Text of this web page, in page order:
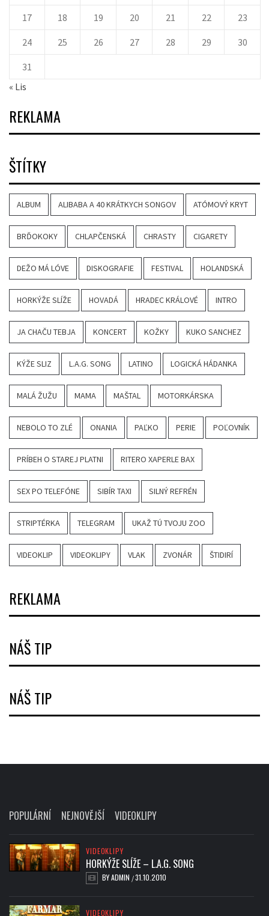
17 18 19 20 21 22 23
24 25 26 27 28 29 30
31
« Lis
REKLAMA
ŠTÍTKY
ALBUM ALIBABA A 40 KRÁTKYCH SONGOV ATÓMOVÝ KRYT
BRĎOKOKY CHLAPČENSKÁ CHRASTY CIGARETY
DEŽO MÁ LÓVE DISKOGRAFIE FESTIVAL HOLANDSKÁ
HORKÝŽE SLÍŽE HOVADÁ HRADEC KRÁLOVÉ INTRO
JA CHAČU TEBJA KONCERT KOŽKY KUKO SANCHEZ
KÝŽE SLIZ L.A.G. SONG LATINO LOGICKÁ HÁDANKA
MALÁ ŽUŽU MAMA MAŠTAL MOTORKÁRSKA
NEBOLO TO ZLÉ ONANIA PAĽKO PERIE POĽOVNÍK
PRÍBEH O STAREJ PLATNI RITERO XAPERLE BAX
SEX PO TELEFÓNE SIBÍR TAXI SILNÝ REFRÉN
STRIPTÉRKA TELEGRAM UKAŽ TÚ TVOJU ZOO
VIDEOKLIP VIDEOKLIPY VLAK ZVONÁR ŠTIDIRÍ
REKLAMA
NÁŠ TIP
NÁŠ TIP
POPULÁRNÍ NEJNOVĚJŠÍ VIDEOKLIPY
VIDEOKLIPY
HORKÝŽE SLÍŽE – L.A.G. SONG
BYADMIN /31.10.2010
VIDEOKLIPY